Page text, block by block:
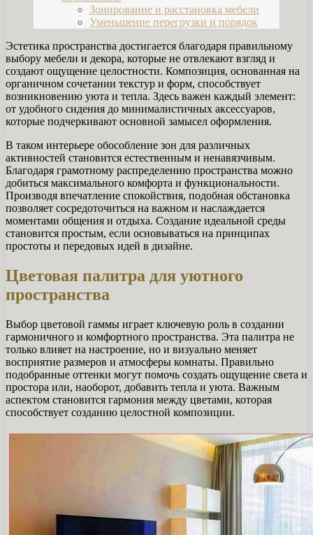
Зонирование и расстановка мебели
Уменьшение перегрузки и порядок
Эстетика пространства достигается благодаря правильному
выбору мебели и декора, которые не отвлекают взгляд и
создают ощущение целостности. Композиция, основанная на
органичном сочетании текстур и форм, способствует
возникновению уюта и тепла. Здесь важен каждый элемент:
от удобного сидения до минималистичных аксессуаров,
которые подчеркивают основной замысел оформления.
В таком интерьере обособление зон для различных
активностей становится естественным и ненавязчивым.
Благодаря грамотному распределению пространства можно
добиться максимального комфорта и функциональности.
Производя впечатление спокойствия, подобная обстановка
позволяет сосредоточиться на важном и наслаждается
моментами общения и отдыха. Создание идеальной среды
становится простым, если основываться на принципах
простоты и передовых идей в дизайне.
Цветовая палитра для уютного
пространства
Выбор цветовой гаммы играет ключевую роль в создании
гармоничного и комфортного пространства. Эта палитра не
только влияет на настроение, но и визуально меняет
восприятие размеров и атмосферы комнаты. Правильно
подобранные оттенки могут помочь создать ощущение света и
простора или, наоборот, добавить тепла и уюта. Важным
аспектом становится гармония между цветами, которая
способствует созданию целостной композиции.